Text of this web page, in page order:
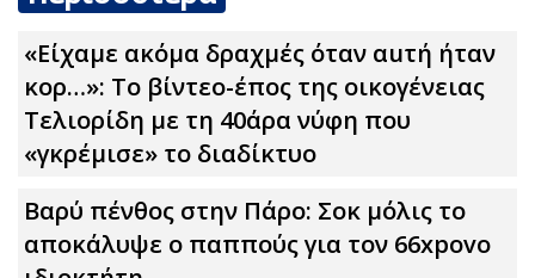
«Είχαμε ακόμα δραχμές όταν αuτή ήταν
κορ…»: Το βίντεο-έπος της οικογένειας
Τελιορίδη με τη 40άρα νύφη που
«γκρέμισε» το διαδίκτυο
Βαρύ πένθος στην Πάρο: Σoκ μόλις το
αποκάλυψε ο παππούς για τον 66xpovo